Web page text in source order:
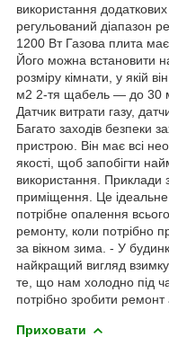
використання
регульований діапазон
1200 Вт Газова плита має
Його можна встановити
розміру кімнати, у якій
м2 2-тя щабель — до
Датчик витрати газу,
Багато заходів безпеки
пристрою. Він має всі
якості, щоб запобігти
використання. Приклади
приміщення. Це
потрібне опалення
ремонту, коли потрібно
за вікном зима. - У
найкращий вигляд
те, що нам холодно під
потрібно зробити ремонт
Приховати